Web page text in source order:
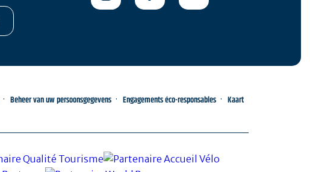
Beheer van uw persoonsgegevens Engagements éco-responsables Kaart